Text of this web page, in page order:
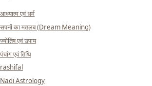
आध्यात्म एवं धर्म
सपनों का मतलब (Dream Meaning)
ज्योतिष एवं उपाय
पंचांग एवं तिथि
rashifal
Nadi Astrology